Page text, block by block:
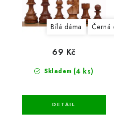
Bílá dáma Černá dáma
Skladem (4 ks)
69 Kč